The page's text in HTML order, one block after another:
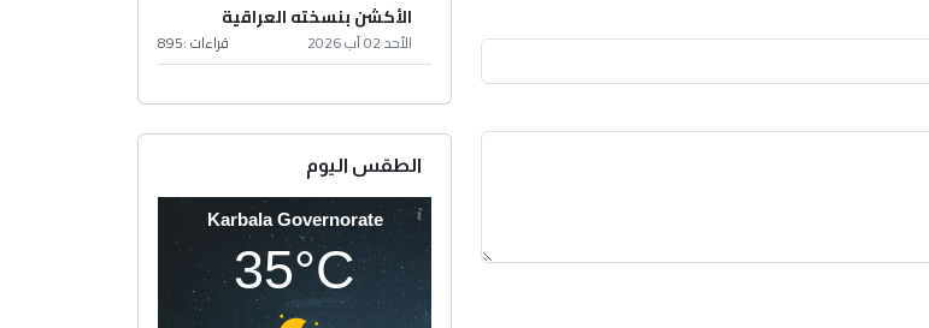
الأكشن بنسخته العراقية
الأحد 02 آب 2026 قراءات :895
الطقس اليوم
Karbala Governorate
35°C